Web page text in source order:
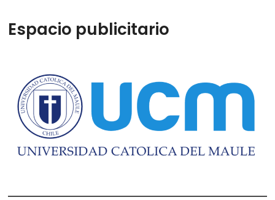
Espacio publicitario